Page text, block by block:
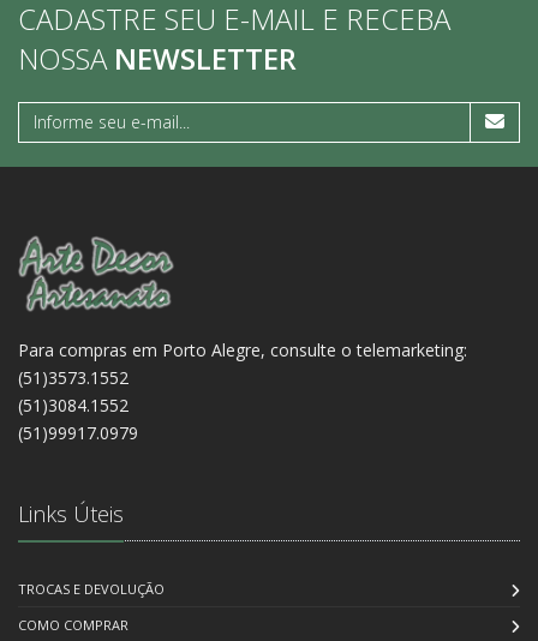
CADASTRE SEU E-MAIL E RECEBA
NOSSA NEWSLETTER
Para compras em Porto Alegre, consulte o telemarketing:
(51)3573.1552
(51)3084.1552
(51)99917.0979
Links Úteis
TROCAS E DEVOLUÇÃO
COMO COMPRAR